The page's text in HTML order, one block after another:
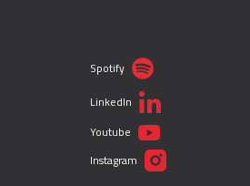
Spotify
LinkedIn
Youtube
Instagram